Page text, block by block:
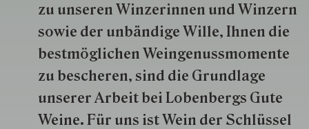
zu unseren Win­zer­innen und Win­zern
so­wie der un­bän­dige Wille, Ihnen die
best­mög­lich­en Wein­genuss­momente
zu besche­ren, sind die Grund­lage
unserer Arbeit bei Lobenbergs Gute
Weine. Für uns ist Wein der Schlüs­sel